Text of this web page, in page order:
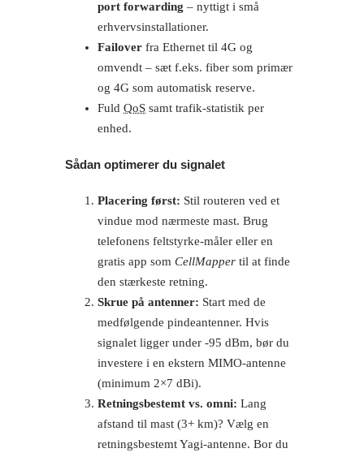
port forwarding – nyttigt i små
erhvervsinstallationer.
Failover fra Ethernet til 4G og
omvendt – sæt f.eks. fiber som primær
og 4G som automatisk reserve.
Fuld QoS samt trafik-statistik per
enhed.
Sådan optimerer du signalet
Placering først: Stil routeren ved et
vindue mod nærmeste mast. Brug
telefonens feltstyrke-måler eller en
gratis app som CellMapper til at finde
den stærkeste retning.
Skrue på antenner: Start med de
medfølgende pindeantenner. Hvis
signalet ligger under ‑95 dBm, bør du
investere i en ekstern MIMO-antenne
(minimum 2×7 dBi).
Retningsbestemt vs. omni: Lang
afstand til mast (3+ km)? Vælg en
retningsbestemt Yagi-antenne. Bor du